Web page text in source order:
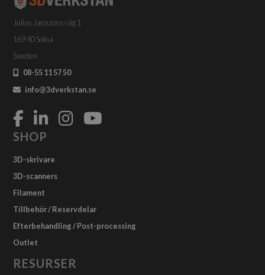
Julius Jaenzons väg 1
169 40 Solna
Sweden
08-55 11 57 50
info@3dverkstan.se
SHOP
3D-skrivare
3D-scanners
Filament
Tillbehör / Reservdelar
Efterbehandling / Post-processing
Outlet
RESURSER